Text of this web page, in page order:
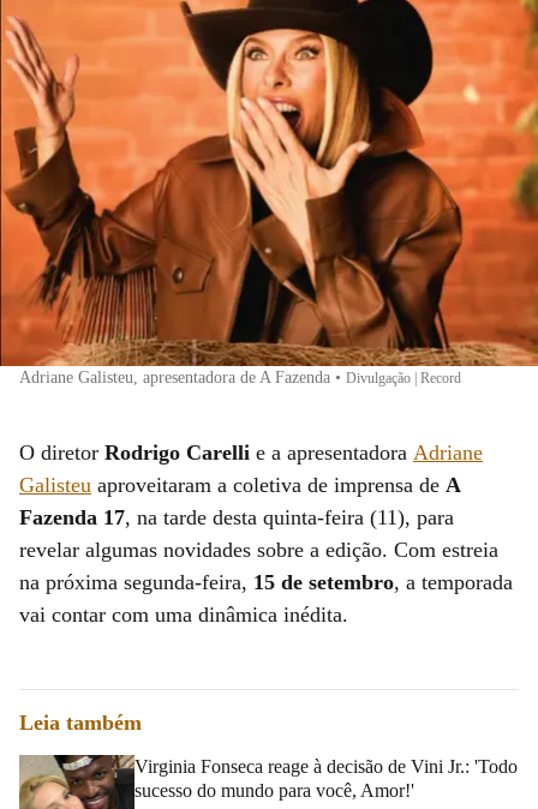
Adriane Galisteu, apresentadora de A Fazenda • Divulgação | Record
O diretor Rodrigo Carelli e a apresentadora Adriane
Galisteu aproveitaram a coletiva de imprensa de A
Fazenda 17, na tarde desta quinta-feira (11), para
revelar algumas novidades sobre a edição. Com estreia
na próxima segunda-feira, 15 de setembro, a temporada
vai contar com uma dinâmica inédita.
Leia também
Virginia Fonseca reage à decisão de Vini Jr.: 'Todo
sucesso do mundo para você, Amor!'